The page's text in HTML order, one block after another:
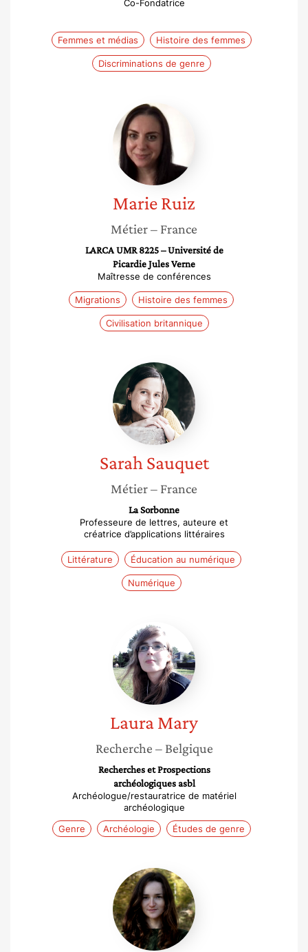
Co-Fondatrice
Femmes et médias Histoire des femmes
Discriminations de genre
Marie
Ruiz
MarieRuiz
Métier– France
LARCA UMR 8225 – Université de
Picardie Jules Verne
Maîtresse de conférences
Migrations Histoire des femmes
Civilisation britannique
Sarah
Sauquet
Sarah Sauquet
Métier– France
La Sorbonne
Professeure de lettres, auteure et
créatrice d’applications littéraires
Littérature Éducation au numérique
Numérique
Laura
Mary
LauraMary
Recherche – Belgique
Recherches et Prospections
archéologiques asbl
Archéologue/restauratrice de matériel
archéologique
Genre
Archéologie Études de genre
Pauline
Mortas